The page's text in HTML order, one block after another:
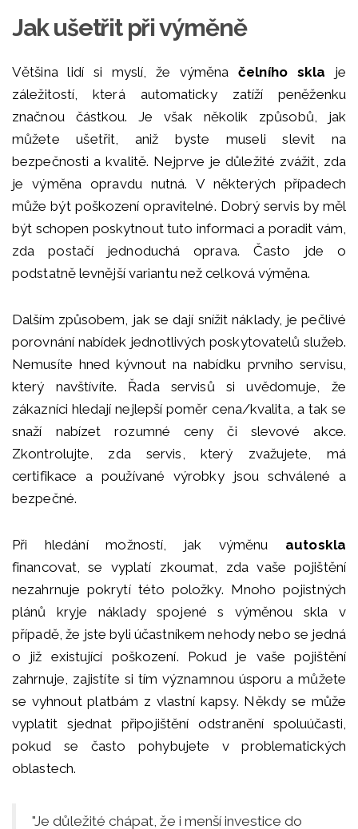
Jak ušetřit při výměně
Většina lidí si myslí, že výměnačelního skla je
záležitostí, která automaticky zatíží peněženku
značnou částkou. Je však několik způsobů, jak
můžete ušetřit, aniž byste museli slevit na
bezpečnosti a kvalitě. Nejprve je důležité zvážit, zda
je výměna opravdu nutná. V některých případech
může být poškození opravitelné. Dobrý servis by měl
být schopen poskytnout tuto informaci a poradit vám,
zda postačí jednoduchá oprava. Často jde o
podstatně levnější variantu než celková výměna.
Dalším způsobem, jak se dají snížit náklady, je pečlivé
porovnání nabídek jednotlivých poskytovatelů služeb.
Nemusíte hned kývnout na nabídku prvního servisu,
který navštívíte. Řada servisů si uvědomuje, že
zákazníci hledají nejlepší poměr cena/kvalita, a tak se
snaží nabízet rozumné ceny či slevové akce.
Zkontrolujte, zda servis, který zvažujete, má
certifikace a používané výrobky jsou schválené a
bezpečné.
Při hledání možností, jak výměnu autoskla
financovat, se vyplatí zkoumat, zda vaše pojištění
nezahrnuje pokrytí této položky. Mnoho pojistných
plánů kryje náklady spojené s výměnou skla v
případě, že jste byli účastníkem nehody nebo se jedná
o již existující poškození. Pokud je vaše pojištění
zahrnuje, zajistíte si tím významnou úsporu a můžete
se vyhnout platbám z vlastní kapsy. Někdy se může
vyplatit sjednat připojištění odstranění spoluúčasti,
pokud se často pohybujete v problematických
oblastech.
"Je důležité chápat, že i menší investice do